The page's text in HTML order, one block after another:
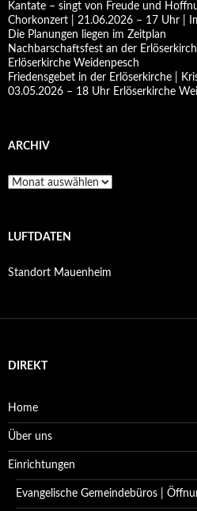
Kantate – singt von Freude und
Chorkonzert | 21.06.2026 – 17 Uhr |
Die Planungen liegen im Zeitplan
Nachbarschaftsfest an der
Erlöserkirche Weidenpesch
Friedensgebet in der Erlöserkirche |
03.05.2026 – 18 Uhr Erlöserkirche
ARCHIV
Archiv
LUFTDATEN
Standort Mauenheim
DIREKT
Home
Über uns
Einrichtungen
Evangelische Gemeindebüros |